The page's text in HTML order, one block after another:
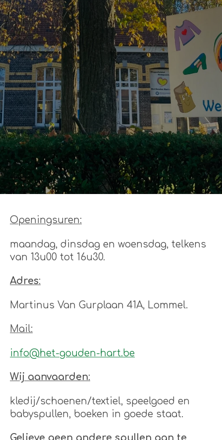
Openingsuren:
maandag, dinsdag en woensdag, telkens
van 13u00 tot 16u30.
Adres:
Martinus Van Gurplaan 41A, Lommel.
Mail:
info@het-gouden-hart.be
Wij aanvaarden:
kledij/schoenen/textiel, speelgoed en
babyspullen, boeken in goede staat.
Gelieve geen andere spullen aan te